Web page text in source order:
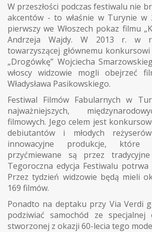
W przeszłości podczas festiwalu nie
akcentów - to właśnie w Turynie w
pierwszy we Włoszech pokaz filmu
Andrzeja Wajdy. W 2013 r. w
towarzyszącej głównemu
„Drogówkę” Wojciecha
włoscy widzowie mogli obejrzeć
Władysława Pasikowskiego.
Festiwal Filmów Fabularnych w
najważniejszych,
filmowych. Jego celem jest
debiutantów i młodych
innowacyjne produkcje,
przyćmiewane są przez
Tegoroczna edycja Festiwalu
Przez tydzień widzowie będą mieli
169 filmów.
Ponadto na deptaku przy Via Verdi
podziwiać samochód ze specjalnej
stworzonej z okazji 60-lecia tego